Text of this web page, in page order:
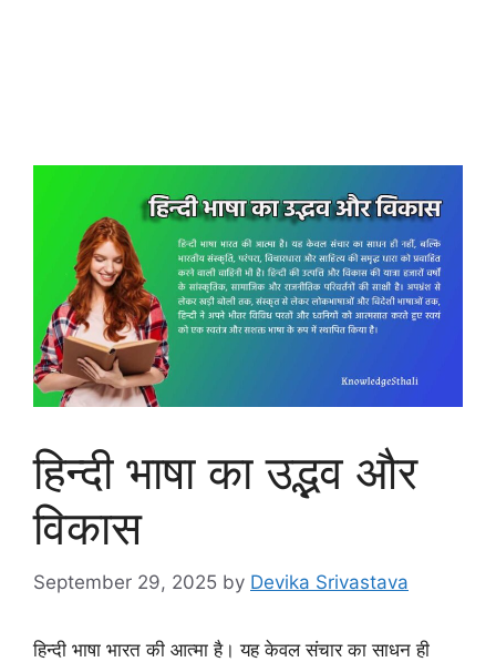
हिन्दी भाषा का उद्भव और
विकास
September 29, 2025 by Devika Srivastava
हिन्दी भाषा भारत की आत्मा है। यह केवल संचार का साधन ही